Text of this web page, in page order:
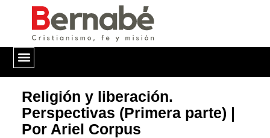
Religión y liberación.
Perspectivas (Primera parte) |
Por Ariel Corpus